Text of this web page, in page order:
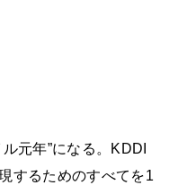
元年”になる。KDDI
するためのすべてを1